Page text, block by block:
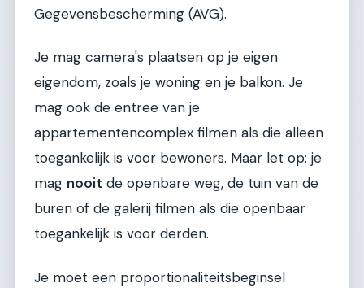
Gegevensbescherming (AVG).
Je mag camera's plaatsen op je eigen
eigendom, zoals je woning en je balkon. Je
mag ook de entree van je
appartementencomplex filmen als die alleen
toegankelijk is voor bewoners. Maar let op: je
mag nooit de openbare weg, de tuin van de
buren of de galerij filmen als die openbaar
toegankelijk is voor derden.
Je moet een proportionaliteitsbeginsel